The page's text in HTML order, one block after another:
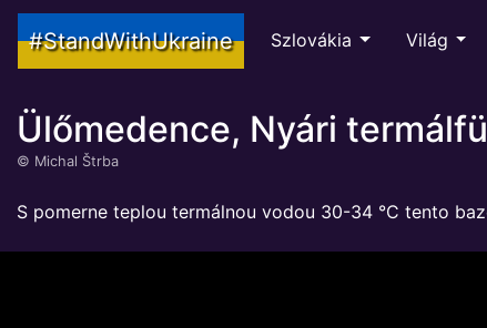
#StandWithUkraine Szlovákia Világ
Ülőmedence, Nyári
© Michal Štrba
S pomerne teplou termálnou vodou 30-34 °C tento